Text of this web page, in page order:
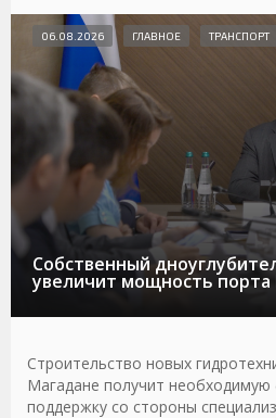
Собственный
увеличит мощность порта
06.08.2026 ГЛАВНОЕ ТРАНСПОРТ
Строительство новых
Магадане получит
поддержку со стороны